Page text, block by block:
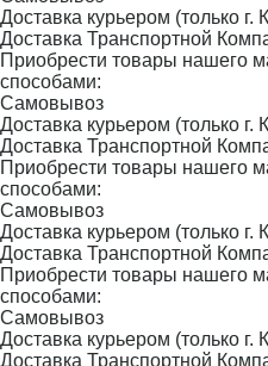
Доставка курьером (только г.
Доставка Транспортной
Приобрести товары нашего
способами:
Самовывоз
Доставка курьером (только г.
Доставка Транспортной
Приобрести товары нашего
способами:
Самовывоз
Доставка курьером (только г.
Доставка Транспортной
Приобрести товары нашего
способами:
Самовывоз
Доставка курьером (только г.
Доставка Транспортной